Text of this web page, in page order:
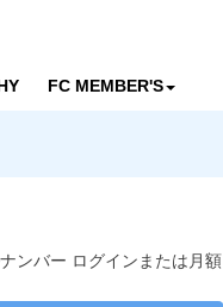
FC MEMBER'S
ンバー ログインまたは月額